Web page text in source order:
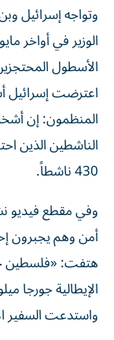
وتواجه إسرائيل
الوزير في أواخر
الأسطول
اعترضت إسرائيل
المنظمون: إن
الناشطين الذين
430 ناشطاً.
وفي مقطع فيديو
أمن وهم يجبرون
هتفت: «فلسطين
الإيطالية جورجا
واستدعت السفير